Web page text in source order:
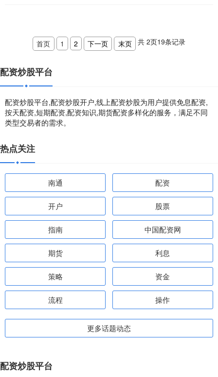
首页 1 2 下一页 末页 共 2页19条记录
配资炒股平台
配资炒股平台,配资炒股开户,线上配资炒股为用户提供免息配资,
按天配资,短期配资,配资知识,期货配资多样化的服务，满足不同
类型交易者的需求。
热点关注
南通 配资
开户 股票
指南 中国配资网
期货 利息
策略 资金
流程 操作
更多话题动态
配资炒股平台